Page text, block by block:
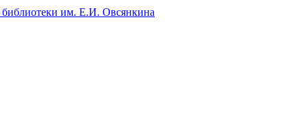
библиотеки им. Е.И. Овсянкина